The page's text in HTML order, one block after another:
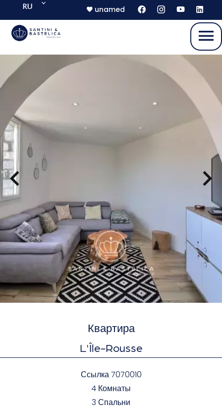
RU unamed
Квартира
L'Île-Rousse
Ссылка7070010
4 Комнаты
3 Спальни